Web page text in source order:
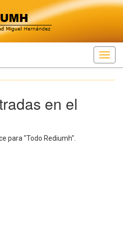
en el
para "Todo Rediumh".